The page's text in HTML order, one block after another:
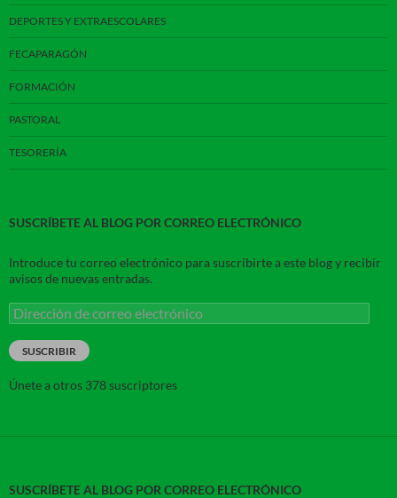
DEPORTES Y EXTRAESCOLARES
FECAPARAGÓN
FORMACIÓN
PASTORAL
TESORERÍA
SUSCRÍBETE AL BLOG POR CORREO ELECTRÓNICO
Introduce tu correo electrónico para suscribirte a este blog y recibir
avisos de nuevas entradas.
Dirección
de
correo
electrónico
SUSCRIBIR
Únete a otros 378 suscriptores
SUSCRÍBETE AL BLOG POR CORREO ELECTRÓNICO